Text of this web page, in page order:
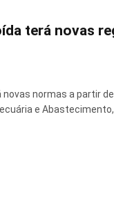
terá novas
normas a partir
e